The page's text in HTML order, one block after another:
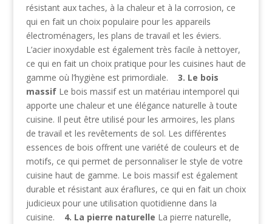
résistant aux taches, à la chaleur et à la corrosion, ce
qui en fait un choix populaire pour les appareils
électroménagers, les plans de travail et les éviers.
L’acier inoxydable est également très facile à nettoyer,
ce qui en fait un choix pratique pour les cuisines haut de
gamme où l’hygiène est primordiale. 3. Le bois
massifLe bois massif est un matériau intemporel qui
apporte une chaleur et une élégance naturelle à toute
cuisine. Il peut être utilisé pour les armoires, les plans
de travail et les revêtements de sol. Les différentes
essences de bois offrent une variété de couleurs et de
motifs, ce qui permet de personnaliser le style de votre
cuisine haut de gamme. Le bois massif est également
durable et résistant aux éraflures, ce qui en fait un choix
judicieux pour une utilisation quotidienne dans la
cuisine. 4. La pierre naturelle La pierre naturelle,